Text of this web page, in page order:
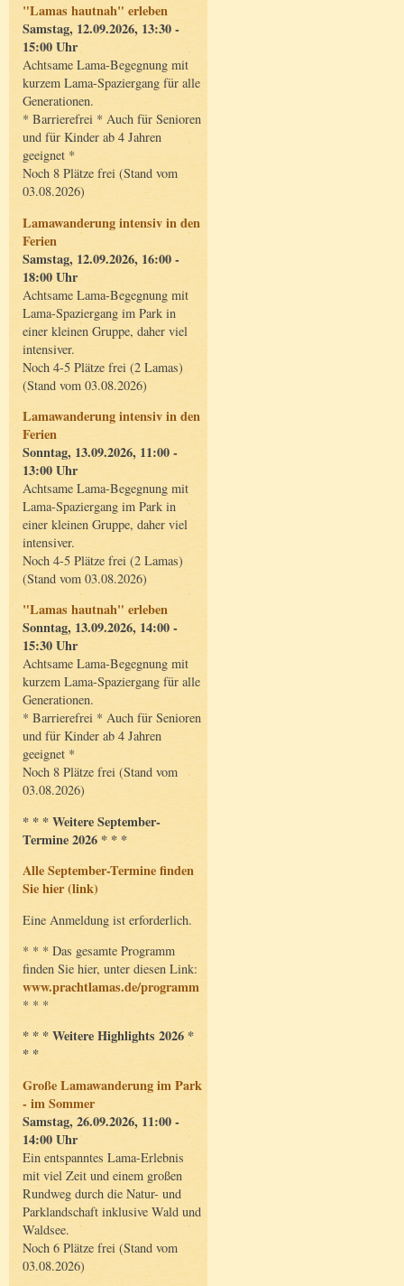
"Lamas hautnah" erleben
Samstag, 12.09.2026, 13:30 -
15:00 Uhr
Achtsame Lama-Begegnung mit
kurzem Lama-Spaziergang für alle
Generationen.
* Barrierefrei * Auch für Senioren
und für Kinder ab 4 Jahren
geeignet *
Noch 8 Plätze frei (Stand vom
03.08.2026)
Lamawanderung intensiv in den
Ferien
Samstag, 12.09.2026, 16:00 -
18:00 Uhr
Achtsame Lama-Begegnung mit
Lama-Spaziergang im Park in
einer kleinen Gruppe, daher viel
intensiver.
Noch 4-5 Plätze frei (2 Lamas)
(Stand vom 03.08.2026)
Lamawanderung intensiv in den
Ferien
Sonntag, 13.09.2026, 11:00 -
13:00 Uhr
Achtsame Lama-Begegnung mit
Lama-Spaziergang im Park in
einer kleinen Gruppe, daher viel
intensiver.
Noch 4-5 Plätze frei (2 Lamas)
(Stand vom 03.08.2026)
"Lamas hautnah" erleben
Sonntag, 13.09.2026, 14:00 -
15:30 Uhr
Achtsame Lama-Begegnung mit
kurzem Lama-Spaziergang für alle
Generationen.
* Barrierefrei * Auch für Senioren
und für Kinder ab 4 Jahren
geeignet *
Noch 8 Plätze frei (Stand vom
03.08.2026)
* * * Weitere September-
Termine 2026 * * *
Alle September-Termine finden
Sie hier (link)
Eine Anmeldung ist erforderlich.
* * * Das gesamte Programm
finden Sie hier, unter diesen Link:
www.prachtlamas.de/programm
* * *
* * * Weitere Highlights 2026 *
* *
Große Lamawanderung im Park
- im Sommer
Samstag, 26.09.2026, 11:00 -
14:00 Uhr
Ein entspanntes Lama-Erlebnis
mit viel Zeit und einem großen
Rundweg durch die Natur- und
Parklandschaft inklusive Wald und
Waldsee.
Noch 6 Plätze frei (Stand vom
03.08.2026)